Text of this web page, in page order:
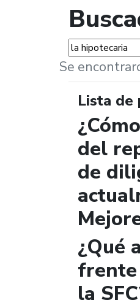
Palabras...
Se
Lista de
del
de
¿Qué
frente
la